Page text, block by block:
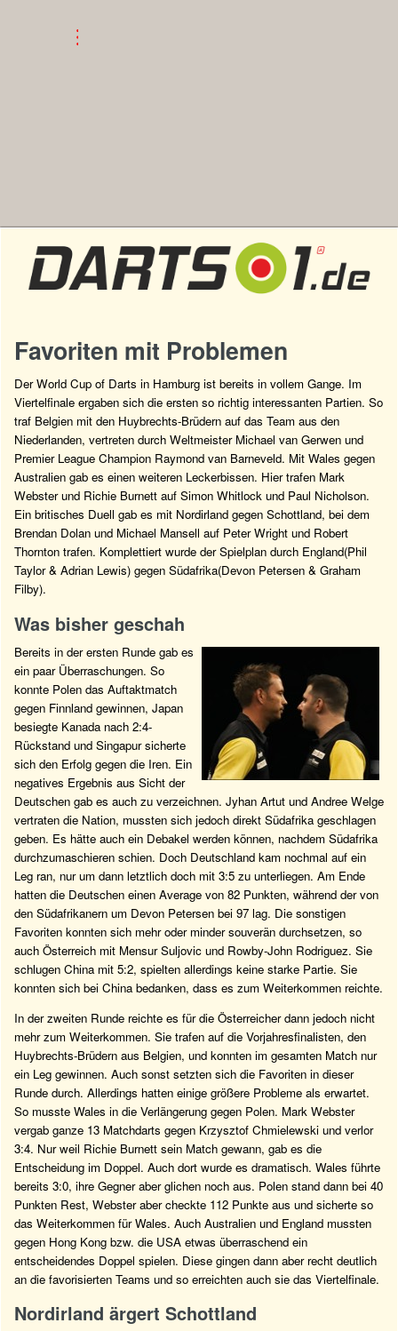
Favoriten mit Problemen
Der World Cup of Darts in Hamburg ist bereits in vollem Gange. Im
Viertelfinale ergaben sich die ersten so richtig interessanten Partien. So
traf Belgien mit den Huybrechts-Brüdern auf das Team aus den
Niederlanden, vertreten durch Weltmeister Michael van Gerwen und
Premier League Champion Raymond van Barneveld. Mit Wales gegen
Australien gab es einen weiteren Leckerbissen. Hier trafen Mark
Webster und Richie Burnett auf Simon Whitlock und Paul Nicholson.
Ein britisches Duell gab es mit Nordirland gegen Schottland, bei dem
Brendan Dolan und Michael Mansell auf Peter Wright und Robert
Thornton trafen. Komplettiert wurde der Spielplan durch England(Phil
Taylor & Adrian Lewis) gegen Südafrika(Devon Petersen & Graham
Filby).
Was bisher geschah
Bereits in der ersten Runde gab es
ein paar Überraschungen. So
konnte Polen das Auftaktmatch
gegen Finnland gewinnen, Japan
besiegte Kanada nach 2:4-
Rückstand und Singapur sicherte
sich den Erfolg gegen die Iren. Ein
negatives Ergebnis aus Sicht der
Deutschen gab es auch zu verzeichnen. Jyhan Artut und Andree Welge
vertraten die Nation, mussten sich jedoch direkt Südafrika geschlagen
geben. Es hätte auch ein Debakel werden können, nachdem Südafrika
durchzumaschieren schien. Doch Deutschland kam nochmal auf ein
Leg ran, nur um dann letztlich doch mit 3:5 zu unterliegen. Am Ende
hatten die Deutschen einen Average von 82 Punkten, während der von
den Südafrikanern um Devon Petersen bei 97 lag. Die sonstigen
Favoriten konnten sich mehr oder minder souverän durchsetzen, so
auch Österreich mit Mensur Suljovic und Rowby-John Rodriguez. Sie
schlugen China mit 5:2, spielten allerdings keine starke Partie. Sie
konnten sich bei China bedanken, dass es zum Weiterkommen reichte.
In der zweiten Runde reichte es für die Österreicher dann jedoch nicht
mehr zum Weiterkommen. Sie trafen auf die Vorjahresfinalisten, den
Huybrechts-Brüdern aus Belgien, und konnten im gesamten Match nur
ein Leg gewinnen. Auch sonst setzten sich die Favoriten in dieser
Runde durch. Allerdings hatten einige größere Probleme als erwartet.
So musste Wales in die Verlängerung gegen Polen. Mark Webster
vergab ganze 13 Matchdarts gegen Krzysztof Chmielewski und verlor
3:4. Nur weil Richie Burnett sein Match gewann, gab es die
Entscheidung im Doppel. Auch dort wurde es dramatisch. Wales führte
bereits 3:0, ihre Gegner aber glichen noch aus. Polen stand dann bei 40
Punkten Rest, Webster aber checkte 112 Punkte aus und sicherte so
das Weiterkommen für Wales. Auch Australien und England mussten
gegen Hong Kong bzw. die USA etwas überraschend ein
entscheidendes Doppel spielen. Diese gingen dann aber recht deutlich
an die favorisierten Teams und so erreichten auch sie das Viertelfinale.
Nordirland ärgert Schottland